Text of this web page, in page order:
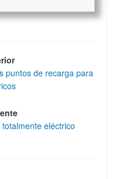
puntos de recarga para
eléctrico